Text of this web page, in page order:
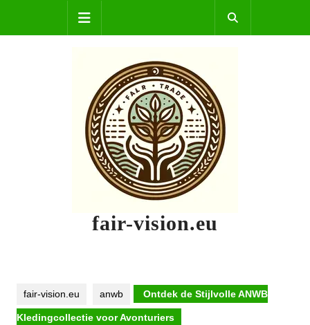
content
fair-vision.eu
fair-vision.eu anwb Ontdek de Stijlvolle ANWB
Kledingcollectie voor Avonturiers